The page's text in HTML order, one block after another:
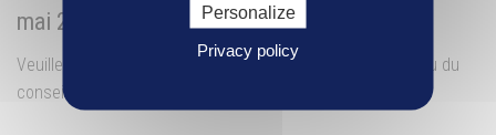
mai 2016
Veuillez trouver ci-dessous au format PDF le compte-rendu du
conseil communautaire du 17 mai 2016 : COMPTE-RENDU
Personalize
Privacy policy